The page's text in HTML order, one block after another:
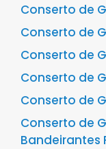
Conserto de
Conserto de
Conserto de
Conserto de
Conserto de
Conserto de
Bandeirantes